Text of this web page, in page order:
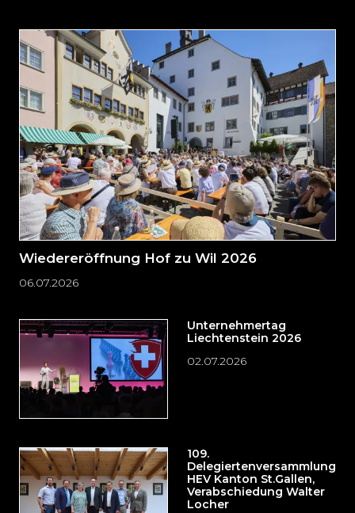
und
direkt
zum
Seitenende
springen?
Wiedereröffnung Hof zu Wil 2026
06.07.2026
Unternehmertag
Liechtenstein 2026
02.07.2026
109.
Delegiertenversammlung
HEV Kanton St.Gallen,
Verabschiedung Walter
Locher